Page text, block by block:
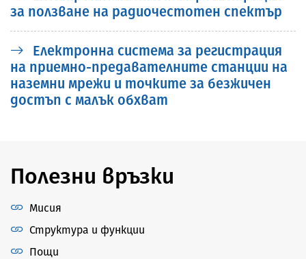
за ползване на радиочестотен спектър
Електронна система за регистрация
на приемно-предавателните станции на
наземни мрежи и точките за безжичен
достъп с малък обхват
Полезни връзки
Мисия
Структура и функции
Пощи